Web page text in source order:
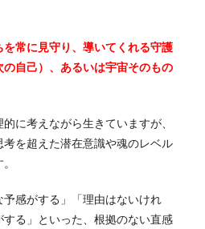
を常に見守り、導いてくれる守護
自己）、あるいは宇宙そのもの
に考えながら生きていますが、
を超えた潜在意識や魂のレベル
感がする」「理由はないけれ
る」といった、根拠のない直感